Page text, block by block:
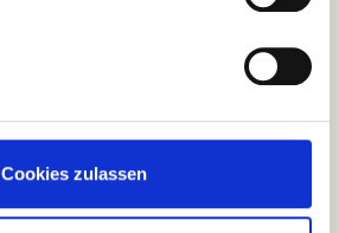
Cookies zulassen